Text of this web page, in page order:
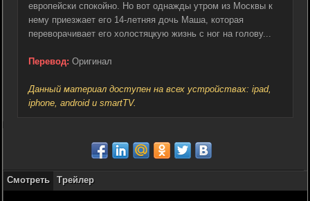
европейски спокойно. Но вот однажды утром из Москвы к
нему приезжает его 14-летняя дочь Маша, которая
переворачивает его холостяцкую жизнь с ног на голову...
Перевод: Оригинал
Данный материал доступен на всех устройствах: ipad,
iphone, android и smartTV.
Смотреть Трейлер